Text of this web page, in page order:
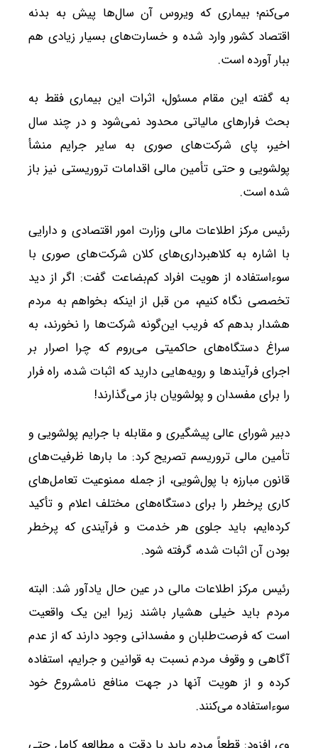
می‌کنم؛ بیماری که ویروس آن سال‌ها پیش به بدنه
اقتصاد کشور وارد شده و خسارت‌های بسیار زیادی هم
ببار آورده است.
به گفته این مقام مسئول، اثرات این بیماری فقط به
بحث فرارهای مالیاتی محدود نمی‌شود و در چند سال
اخیر، پای شرکت‌های صوری به سایر جرایم منشأ
پولشویی و حتی تأمین مالی اقدامات تروریستی نیز باز
شده است.
رئیس مرکز اطلاعات مالی وزارت امور اقتصادی و دارایی
با اشاره به کلاهبرداری‌های کلان شرکت‌های صوری با
سوءاستفاده از هویت افراد کم‌بضاعت گفت: اگر از دید
تخصصی نگاه کنیم، من قبل از اینکه بخواهم به مردم
هشدار بدهم که فریب این‌گونه شرکت‌ها را نخورند، به
سراغ دستگاه‌های حاکمیتی می‌روم که چرا اصرار بر
اجرای فرآیندها و رویه‌هایی دارید که اثبات شده، راه فرار
را برای مفسدان و پولشویان باز می‌گذارند!
دبیر شورای عالی پیشگیری و مقابله با جرایم پولشویی و
تأمین مالی تروریسم تصریح کرد: ما بارها ظرفیت‌های
قانون مبارزه با پول‌شویی، از جمله ممنوعیت تعامل‌های
کاری پرخطر را برای دستگاه‌های مختلف اعلام و تأکید
کرده‌ایم، باید جلوی هر خدمت و فرآیندی که پرخطر
بودن آن اثبات شده، گرفته شود.
رئیس مرکز اطلاعات مالی در عین حال یادآور شد: البته
مردم باید خیلی هشیار باشند زیرا این یک واقعیت
است که فرصت‌طلبان و مفسدانی وجود دارند که از عدم
آگاهی و وقوف مردم نسبت به قوانین و جرایم، استفاده
کرده و از هویت آنها در جهت منافع نامشروع خود
سوءاستفاده می‌کنند.